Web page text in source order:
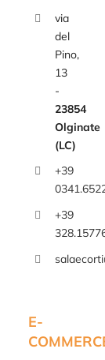
via
del
Pino,
13
-
23854
Olginate
(LC)
+39
+39
E-